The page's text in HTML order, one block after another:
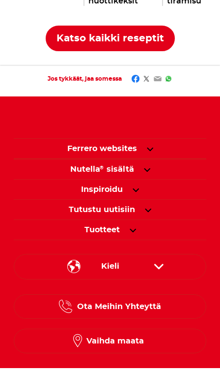
Katso kaikki reseptit
Jos tykkäät, jaa somessa Facebook
Twitter
EmailWhatsApp
Ferrero websites
Nutella® sisältä
Inspiroidu
Tutustu uutisiin
Tuotteet
Kieli
Norwegian
Ota Meihin Yhteyttä
Vaihda maata